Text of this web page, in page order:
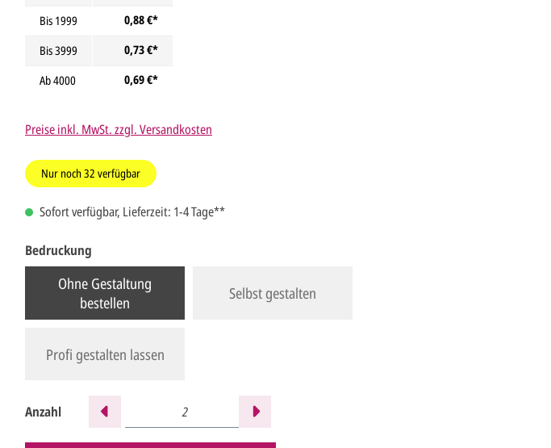
Bis 1999
0,88 €*
Bis3999
0,73 €*
Ab4000 0,69 €*
Preise inkl. MwSt. zzgl. Versandkosten
Nur noch32 verfügbar
Sofort verfügbar, Lieferzeit: 1-4 Tage**
Bedruckung
Ohne Gestaltung
bestellen
Selbst gestalten
Profi gestalten lassen
Anzahl